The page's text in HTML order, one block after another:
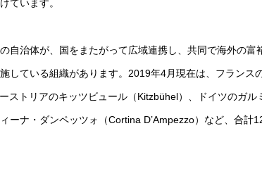
ています。
自治体が、国をまたがって広域連携し、共同で海外の富
している組織があります。2019年4月現在は、フランス
ストリアのキッツビュール（Kitzbühel）、ドイツのガル
ーナ・ダンペッツォ（Cortina D’Ampezzo）など、合計